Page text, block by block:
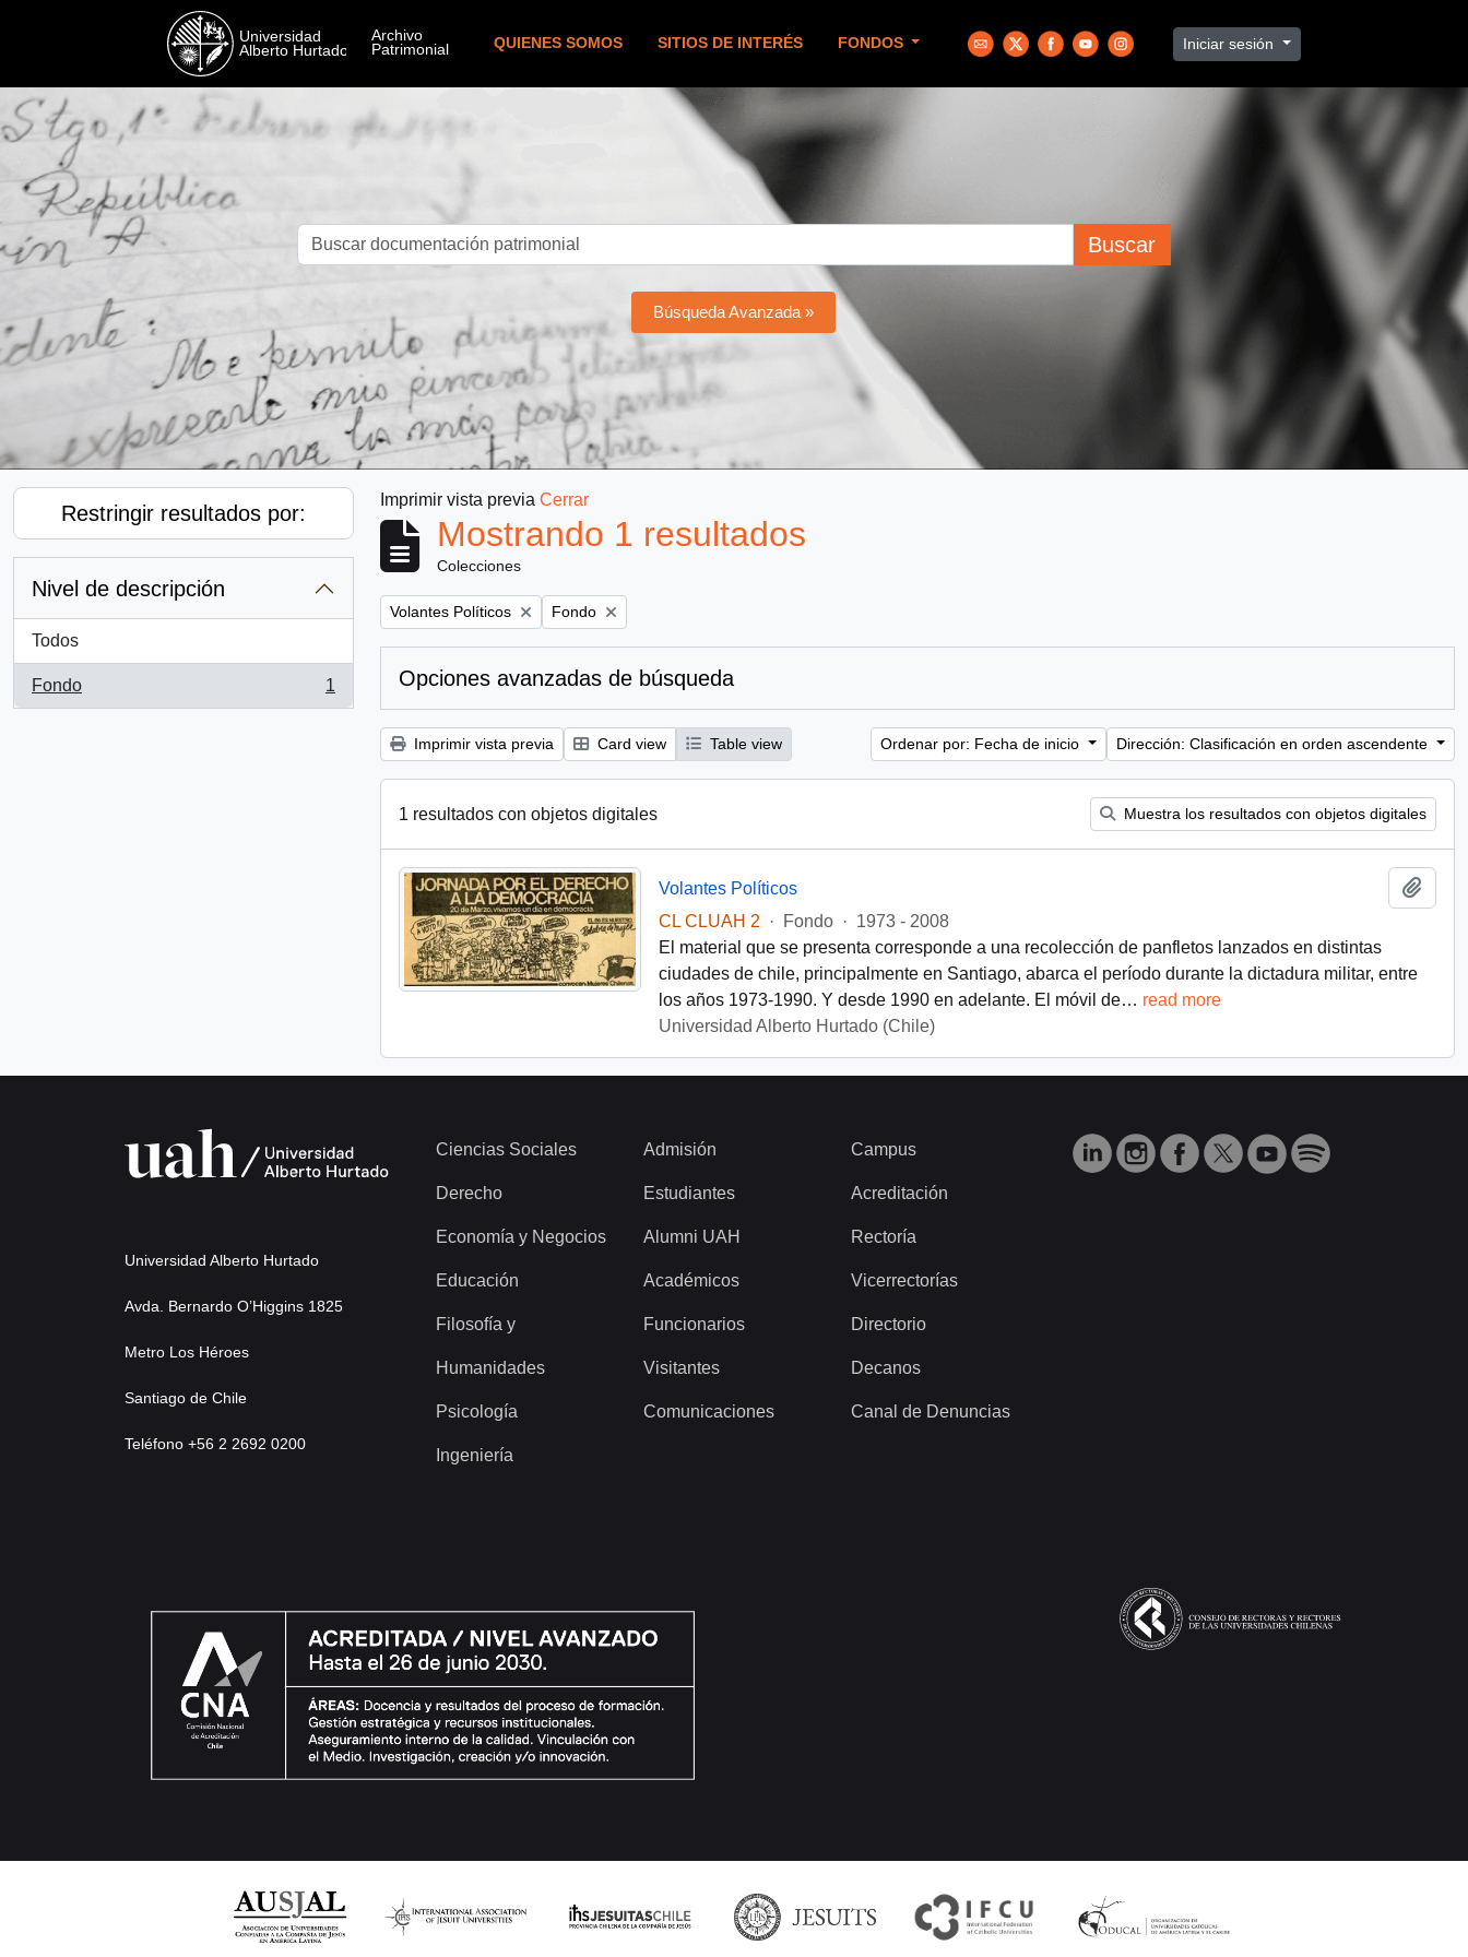
QUIENES SOMOS SITIOS DE INTERÉS FONDOS Iniciar sesión
Buscar
Búsqueda Avanzada »
Restringir resultados por:
Nivel de descripción
Todos
Fondo
, 1 resultados
1
Imprimir vista previa Cerrar
Mostrando 1 resultados
Colecciones
Remove filter:
Volantes Políticos Remove filter:
Fondo
Opciones avanzadas de búsqueda
Imprimir vista previa Card view Table view Ordenar por: Fecha de inicio Dirección: Clasificación en orden ascendente
1 resultados con objetos digitales Muestra los resultados con objetos digitales
Volantes Políticos
CL CLUAH 2
· Fondo · 1973 - 2008
El material que se presenta corresponde a una recolección de panfletos lanzados en distintas
ciudades de chile, principalmente en Santiago, abarca el período durante la dictadura militar, entre
los años 1973-1990. Y desde 1990 en adelante. El móvil de… read more
Universidad Alberto Hurtado (Chile)
Universidad Alberto Hurtado
Avda. Bernardo O’Higgins 1825
Metro Los Héroes
Santiago de Chile
Teléfono +56 2 2692 0200
Ciencias Sociales
Derecho
Economía y Negocios
Educación
Filosofía y
Humanidades
Psicología
Ingeniería
Admisión
Estudiantes
Alumni UAH
Académicos
Funcionarios
Visitantes
Comunicaciones
Campus
Acreditación
Rectoría
Vicerrectorías
Directorio
Decanos
Canal de Denuncias